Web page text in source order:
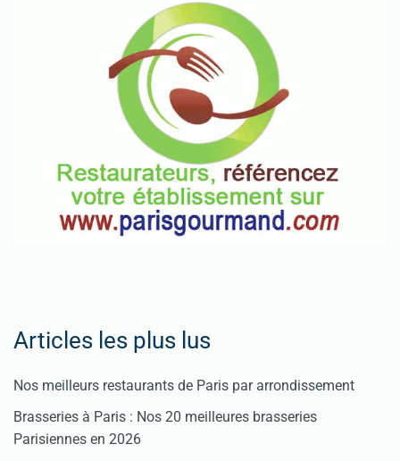
Articles les plus lus
Nos meilleurs restaurants de Paris par arrondissement
Brasseries à Paris : Nos 20 meilleures brasseries
Parisiennes en 2026